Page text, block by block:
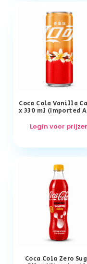
Coca Cola Vanilla
x 330 ml (Imported
Login voor
Coca Cola Zero